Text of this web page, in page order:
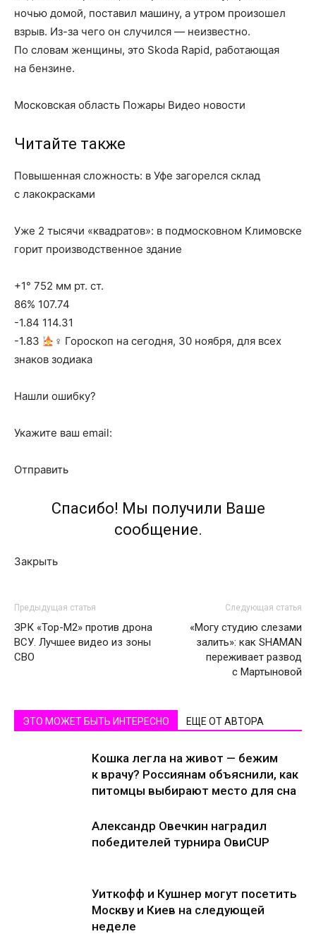
ночью домой, поставил машину, а утром произошел
взрыв. Из-за чего он случился — неизвестно.
По словам женщины, это Skoda Rapid, работающая
на бензине.
Московская область Пожары Видео новости
Читайте также
Повышенная сложность: в Уфе загорелся склад
с лакокрасками
Уже 2 тысячи «квадратов»: в подмосковном Климовске
горит производственное здание
+1° 752 мм рт. ст.
86% 107.74
-1.84 114.31
-1.83
‍♀ Гороскоп на сегодня, 30 ноября, для всех
знаков зодиака
Нашли ошибку?
Укажите ваш email:
Отправить
Спасибо! Мы получили Ваше
сообщение.
Закрыть
Предыдущая статья
ЗРК «Тор-М2» против дрона
ВСУ. Лучшее видео из зоны
СВО
Следующая статья
«Могу студию слезами
залить»: как SHAMAN
переживает развод
с Мартыновой
ЭТО МОЖЕТ БЫТЬ ИНТЕРЕСНО ЕЩЕ ОТ АВТОРА
Кошка легла на живот — бежим
к врачу? Россиянам объяснили, как
питомцы выбирают место для сна
Александр Овечкин наградил
победителей турнира ОвиCUP
Уиткофф и Кушнер могут посетить
Москву и Киев на следующей
неделе